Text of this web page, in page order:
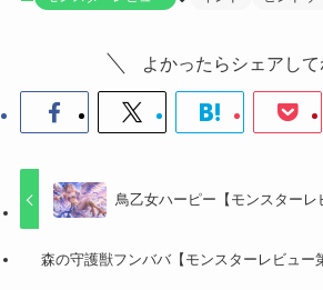
よかったらシェアして
鳥乙女ハーピー【モンスターレ
森の守護獣フンババ【モンスターレビュー